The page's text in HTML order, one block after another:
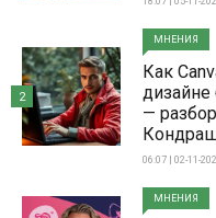
МНЕНИЯ
Как
—
06:07 | 02-11-
2
МНЕНИЯ